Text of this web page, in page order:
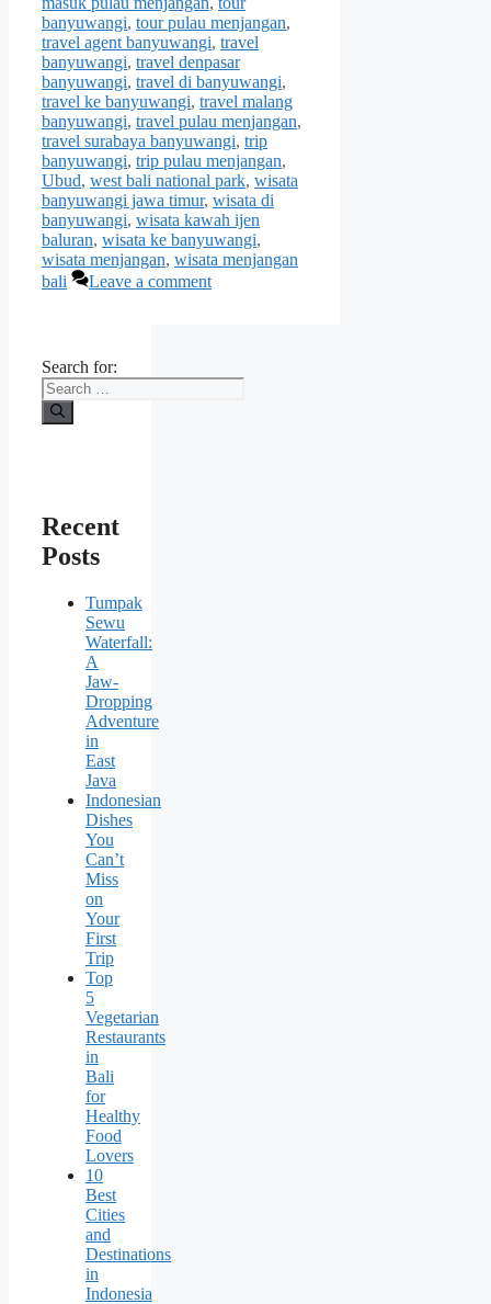
banyuwangi, tour pulau menjangan,
travel agent banyuwangi, travel
banyuwangi, travel denpasar
banyuwangi, travel di banyuwangi,
travel ke banyuwangi, travel malang
banyuwangi, travel pulau menjangan,
travel surabaya banyuwangi, trip
banyuwangi, trip pulau menjangan,
Ubud, west bali national park, wisata
banyuwangi jawa timur, wisata di
banyuwangi, wisata kawah ijen
baluran, wisata ke banyuwangi,
wisata menjangan, wisata menjangan
bali
Leave a comment
Search for:
Recent
Posts
Tumpak
Sewu
Waterfall:
A
Jaw-
Dropping
Adventure
in
East
Java
Indonesian
Dishes
You
Can’t
Miss
on
Your
First
Trip
Top
5
Vegetarian
Restaurants
in
Bali
for
Healthy
Food
Lovers
10
Best
Cities
and
Destinations
in
Indonesia